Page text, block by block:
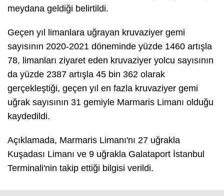
meydana geldiği belirtildi.
Geçen yıl limanlara uğrayan kruvaziyer gemi
sayısının 2020-2021 döneminde yüzde 1460 artışla
78, limanları ziyaret eden kruvaziyer yolcu sayısının
da yüzde 2387 artışla 45 bin 362 olarak
gerçekleştiği, geçen yıl en fazla kruvaziyer gemi
uğrak sayısının 31 gemiyle Marmaris Limanı olduğu
kaydedildi.
Açıklamada, Marmaris Limanı'nı 27 uğrakla
Kuşadası Limanı ve 9 uğrakla Galataport İstanbul
Terminali'nin takip ettiği bilgisi verildi.